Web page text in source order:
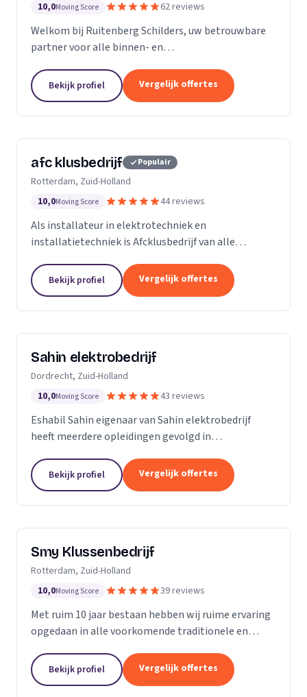
10,0Moving Score 62 reviews
Welkom bij Ruitenberg Schilders, uw betrouwbare
partner voor alle binnen- en
een gevestigde naam in de provincie Noord-Holland,
met een bijzondere...
Bekijk profiel Vergelijk offertes
afc klusbedrijf Populair
Rotterdam, Zuid-Holland
10,0Moving Score 44 reviews
Als installateur in elektrotechniek en
installatietechniek is Afcklusbedrijf van alle
woningbouw, utiliteitsbouw. Op het gebied van
ontwerpen en...
Bekijk profiel Vergelijk offertes
Sahin elektrobedrijf
Dordrecht, Zuid-Holland
10,0Moving Score 43 reviews
Eshabil Sahin eigenaar van Sahin elektrobedrijf
heeft meerdere opleidingen gevolgd in
ging doen want onder andere zijn opa, vader en oom
zijn...
Bekijk profiel Vergelijk offertes
Smy Klussenbedrijf
Rotterdam, Zuid-Holland
10,0Moving Score 39 reviews
Met ruim 10 jaar bestaan hebben wij ruime ervaring
opgedaan in alle voorkomende traditionele en
particuliere en zakelijke bouwbranche.
Bekijk profiel Vergelijk offertes